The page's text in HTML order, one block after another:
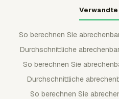
Verwandte
So berechnen Sie
Durchschnittliche
So berechnen Sie
Durchschnittliche
So berechnen Sie